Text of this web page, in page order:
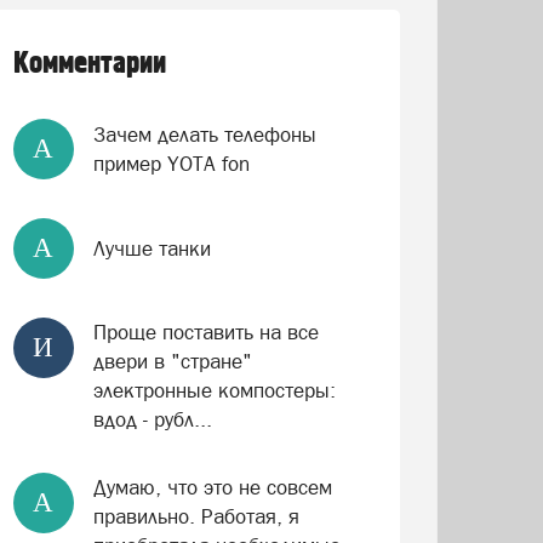
Комментарии
А
Зачем делать телефоны
пример YOTA fon
А Лучше танки
И
Проще поставить на все
двери в "стране"
электронные компостеры:
вдод - рубл...
А
Думаю, что это не совсем
правильно. Работая, я